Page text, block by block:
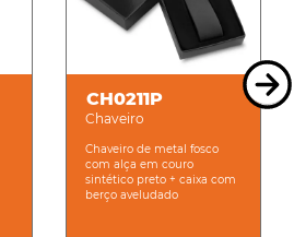
CH0211P
Chaveiro
Chaveiro de metal fosco
com alça em couro
sintético preto + caixa com
berço aveludado